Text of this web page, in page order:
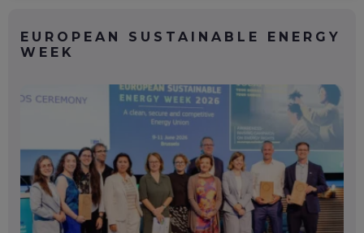
EUROPEAN SUSTAINABLE ENERGY
WEEK